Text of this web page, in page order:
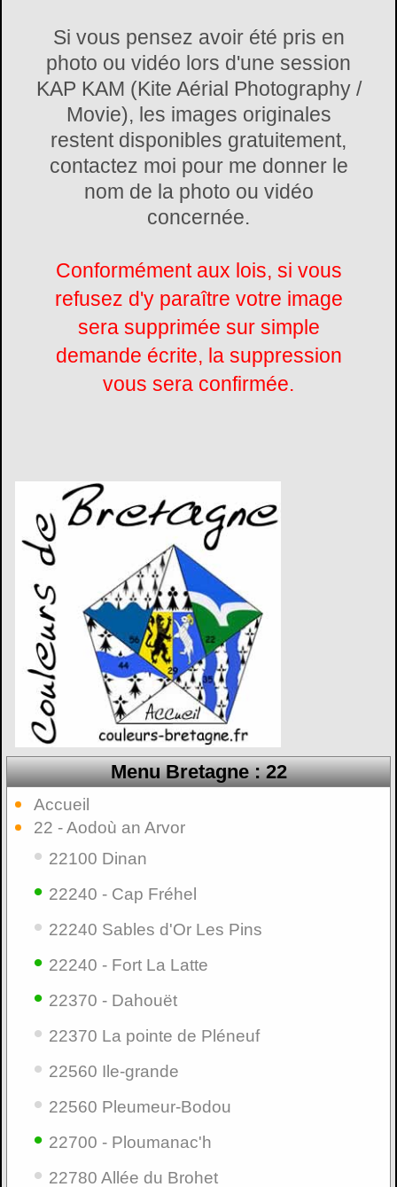
Si vous pensez avoir été pris en
photo ou vidéo lors d'une session
KAP KAM (Kite Aérial Photography /
Movie), les images originales
restent disponibles gratuitement,
contactez moi pour me donner le
nom de la photo ou vidéo
concernée.
Conformément aux lois, si vous
refusez d'y paraître votre image
sera supprimée sur simple
demande écrite, la suppression
vous sera confirmée.
Menu Bretagne : 22
Accueil
22 - Aodoù an Arvor
• 22100 Dinan
• 22240 - Cap Fréhel
• 22240 Sables d'Or Les Pins
• 22240 - Fort La Latte
• 22370 - Dahouët
• 22370 La pointe de Pléneuf
• 22560 Ile-grande
• 22560 Pleumeur-Bodou
• 22700 - Ploumanac'h
• 22780 Allée du Brohet